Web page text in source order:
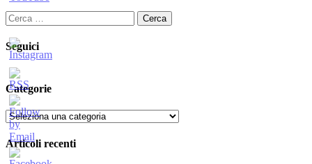
Ricerca
per:
Seguici
Categorie
Categorie
Articoli recenti